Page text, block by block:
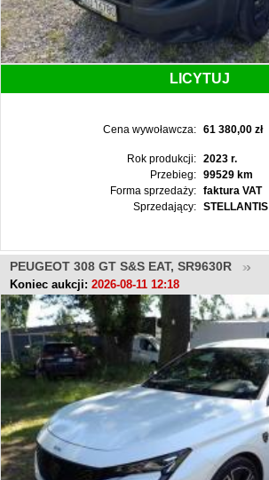
LICYTUJ
Cena wywoławcza: 61 380,00 zł
Rok produkcji:
2023 r.
Przebieg:
99529 km
Forma sprzedaży:
faktura VAT
Sprzedający:
STELLANTIS
PEUGEOT 308 GT S&S EAT, SR9630R
Koniec aukcji: 2026-08-11 12:18